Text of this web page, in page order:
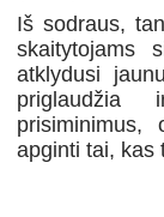
Iš sodraus,
skaitytojams
atklydusi
priglaudžia
apginti tai,